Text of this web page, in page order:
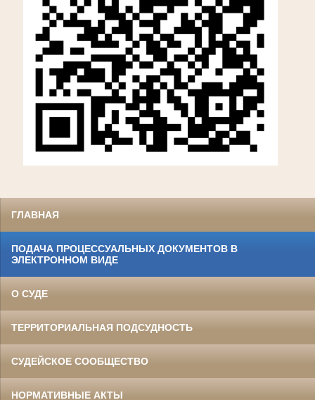
ГЛАВНАЯ
ПОДАЧА ПРОЦЕССУАЛЬНЫХ ДОКУМЕНТОВ В
ЭЛЕКТРОННОМ ВИДЕ
О СУДЕ
ТЕРРИТОРИАЛЬНАЯ ПОДСУДНОСТЬ
СУДЕЙСКОЕ СООБЩЕСТВО
НОРМАТИВНЫЕ АКТЫ